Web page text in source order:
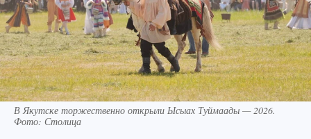
В Якутске торжественно открыли Ысыах Туймаады — 2026.
Фото: Столица